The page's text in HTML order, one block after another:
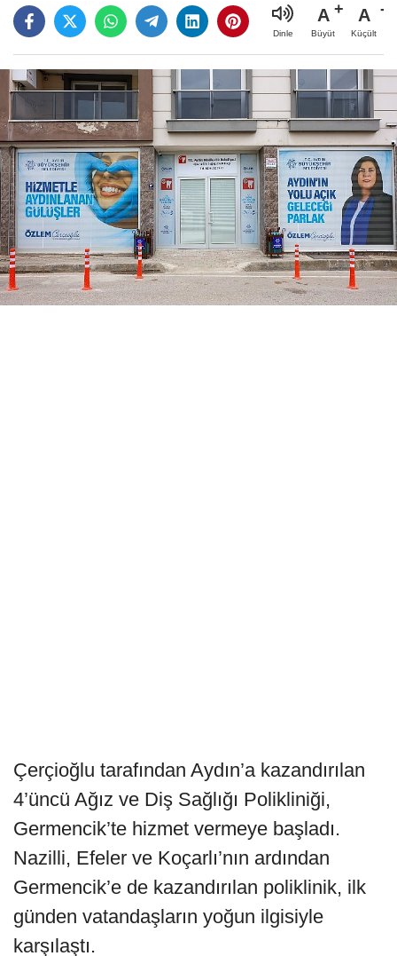
Dinle
A
Büyüt
A
Küçült
Çerçioğlu tarafından Aydın’a kazandırılan
4’üncü Ağız ve Diş Sağlığı Polikliniği,
Germencik’te hizmet vermeye başladı.
Nazilli, Efeler ve Koçarlı’nın ardından
Germencik’e de kazandırılan poliklinik, ilk
günden vatandaşların yoğun ilgisiyle
karşılaştı.